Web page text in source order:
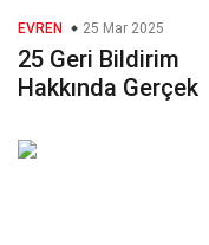
EVREN 25 Mar 2025
25 Geri Bildirim
Hakkında Gerçek